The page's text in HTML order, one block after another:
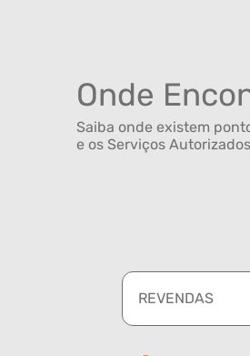
Onde
Saiba onde existem
e os Serviços
REVENDAS